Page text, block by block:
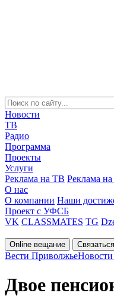
Новости
ТВ
Радио
Программа
Проекты
Услуги
Реклама на ТВ Реклама
О нас
О компании Наши
Проект с УФСБ
VK CLASSMATES TG
Online вещание
Вести Приволжье
Двое